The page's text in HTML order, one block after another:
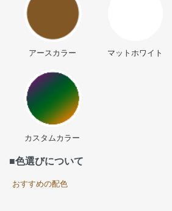
アースカラー マットホワイト
カスタムカラー
■色選びについて
おすすめの配色